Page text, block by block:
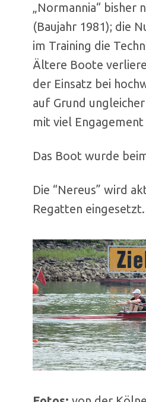
„Normannia“ bisher
(Baujahr 1981); die
im Training die
Ältere Boote
der Einsatz bei
auf Grund
mit viel
Das Boot wurde
Die “Nereus” wird
Regatten eingesetzt.